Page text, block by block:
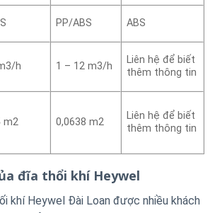
PP/ABS ABS
h 1 – 12 m3/h
Liên hệ để biết
thêm thông tin
m2 0,0638 m2
Liên hệ để biết
thêm thông tin
đĩa thổi khí Heywel
khí Heywel Đài Loan được nhiều khách